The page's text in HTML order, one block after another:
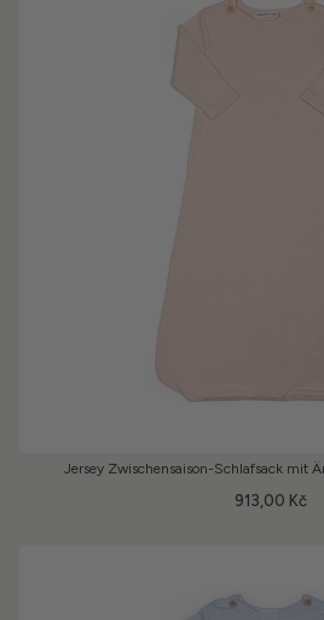
Jersey Zwischensaison-Schlafsack mit
913,00 Kč